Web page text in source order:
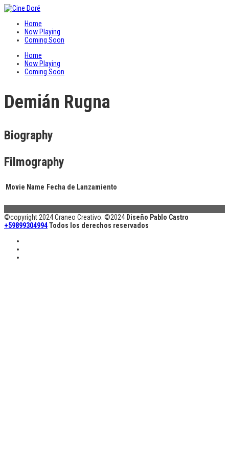
Home
Now Playing
Coming Soon
Home
Now Playing
Coming Soon
Demián Rugna
Biography
Filmography
Movie Name Fecha de Lanzamiento
©copyright 2024 Craneo Creativo. ©2024 Diseño Pablo Castro
+59899304994Todos los derechos reservados